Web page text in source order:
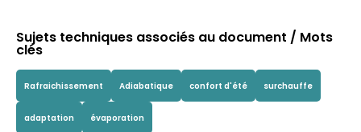
Sujets techniques associés au document / Mots
clés
Rafraichissement Adiabatique confort d'été surchauffe
adaptation évaporation